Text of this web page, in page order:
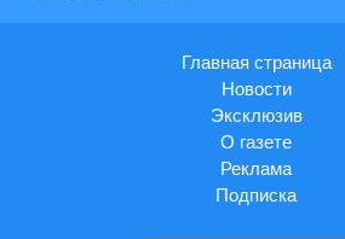
Главная страница
Новости
Эксклюзив
О газете
Реклама
Подписка